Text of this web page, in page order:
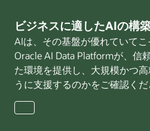
ビジネスに適したAIの構
AIは、その基盤が優れていてこ
Oracle AI Data Platformが、信
た環境を提供し、大規模かつ
うに支援するのかをご確認くだ
ビ